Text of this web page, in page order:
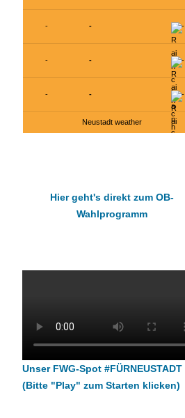
- - -
- - -
- - -
Neustadt weather
Hier geht's direkt zum OB-
Wahlprogramm
Unser FWG-Spot #FÜRNEUSTADT
(Bitte "Play" zum Starten klicken)